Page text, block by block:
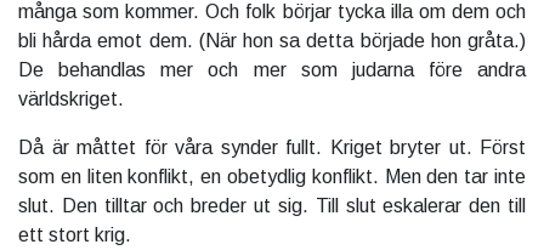
många som kommer. Och folk börjar tycka illa om dem och
bli hårda emot dem. (När hon sa detta började hon gråta.)
De behandlas mer och mer som judarna före andra
världskriget.
Då är måttet för våra synder fullt. Kriget bryter ut. Först
som en liten konflikt, en obetydlig konflikt. Men den tar inte
slut. Den tilltar och breder ut sig. Till slut eskalerar den till
ett stort krig.